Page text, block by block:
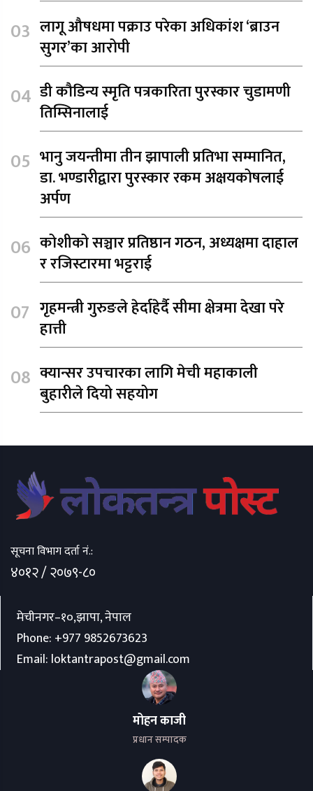
लागू औषधमा पक्राउ परेका अधिकांश ‘ब्राउन
सुगर’का आरोपी
डी कौडिन्य स्मृति पत्रकारिता पुरस्कार चुडामणी
तिम्सिनालाई
भानु जयन्तीमा तीन झापाली प्रतिभा सम्मानित,
डा. भण्डारीद्वारा पुरस्कार रकम अक्षयकोषलाई
अर्पण
कोशीको सञ्चार प्रतिष्ठान गठन, अध्यक्षमा दाहाल
र रजिस्टारमा भट्टराई
गृहमन्त्री गुरुङले हेर्दाहेर्दै सीमा क्षेत्रमा देखा परे
हात्ती
क्यान्सर उपचारका लागि मेची महाकाली
बुहारीले दियो सहयोग
सूचना विभाग दर्ता नं.:
४०१२ / २०७९-८०
मेचीनगर–१०,झापा, नेपाल
Phone: +977 9852673623
Email: loktantrapost@gmail.com
मोहन काजी
प्रधान सम्पादक